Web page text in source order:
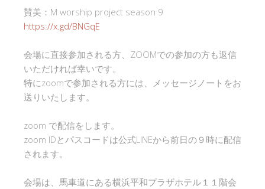
賛美：M worship project season 9
https://x.gd/BNGqE
会場に直接参加される方、ZOOMでの参加の方も返信
いただければ幸いです。
特にzoomで参加される方には、メッセージノートをお
送りいたします。
zoom で配信をします。
zoom IDとパスコードは公式LINEから前日の９時に配信
されます。
会場は、馬車道にある横浜平和プラザホテル１１階会